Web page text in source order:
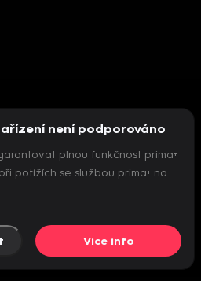
přehrávač
není podporováno
plnou funkčnost prima+
potížích se službou prima+ na
Více info